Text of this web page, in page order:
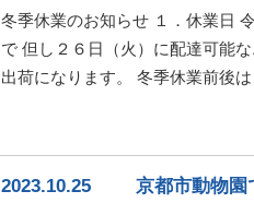
冬季休業のお知らせ １．休業日
で 但し２６日（火）に配達可能
出荷になります。 冬季休業前後
2023.10.25 京都市動物園